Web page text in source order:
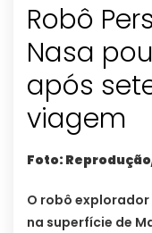
Robô
Nasa
após
viagem
Foto:
O robô explorador
na superfície de